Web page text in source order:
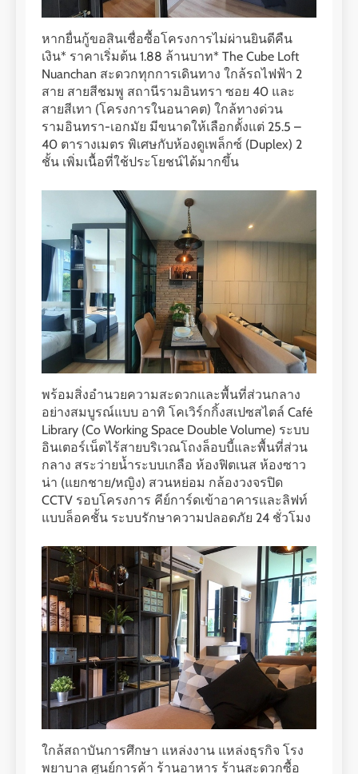
หากยื่นกู้ขอสินเชื่อซื้อโครงการไม่ผ่านยินดีคืน
เงิน* ราคาเริ่มต้น 1.88 ล้านบาท* The Cube Loft
Nuanchan สะดวกทุกการเดินทาง ใกล้รถไฟฟ้า 2
สาย สายสีชมพู สถานีรามอินทรา ซอย 40 และ
สายสีเทา (โครงการในอนาคต) ใกล้ทางด่วน
รามอินทรา-เอกมัย มีขนาดให้เลือกตั้งแต่ 25.5 –
40 ตารางเมตร พิเศษกับห้องดูเพล็กซ์ (Duplex) 2
ชั้น เพิ่มเนื้อที่ใช้ประโยชน์ได้มากขึ้น
พร้อมสิ่งอำนวยความสะดวกและพื้นที่ส่วนกลาง
อย่างสมบูรณ์แบบ อาทิ โคเวิร์กกิ้งสเปซสไตล์ Café
Library (Co Working Space Double Volume) ระบบ
อินเตอร์เน็ตไร้สายบริเวณโถงล็อบบี้และพื้นที่ส่วน
กลาง สระว่ายน้ำระบบเกลือ ห้องฟิตเนส ห้องซาว
น่า (แยกชาย/หญิง) สวนหย่อม กล้องวงจรปิด
CCTV รอบโครงการ คีย์การ์ดเข้าอาคารและลิฟท์
แบบล็อคชั้น ระบบรักษาความปลอดภัย 24 ชั่วโมง
ใกล้สถาบันการศึกษา แหล่งงาน แหล่งธุรกิจ โรง
พยาบาล ศูนย์การค้า ร้านอาหาร ร้านสะดวกซื้อ